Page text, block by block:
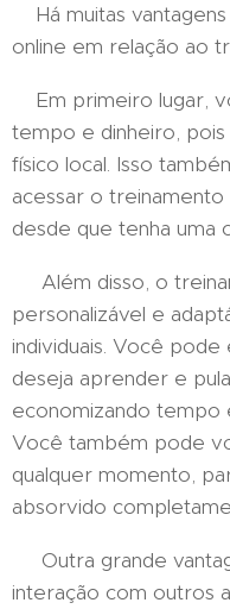
Há muitas
online em relação ao
Em primeiro lugar,
tempo e dinheiro, pois
físico local. Isso
acessar o
desde que tenha uma
Além disso, o
personalizável e
individuais. Você
deseja aprender e
economizando tempo
Você também pode
qualquer momento,
absorvido
Outra grande
interação com outros